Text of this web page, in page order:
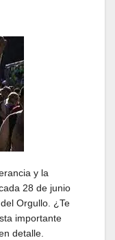
y la
28 de junio
Orgullo. ¿Te
importante
detalle.